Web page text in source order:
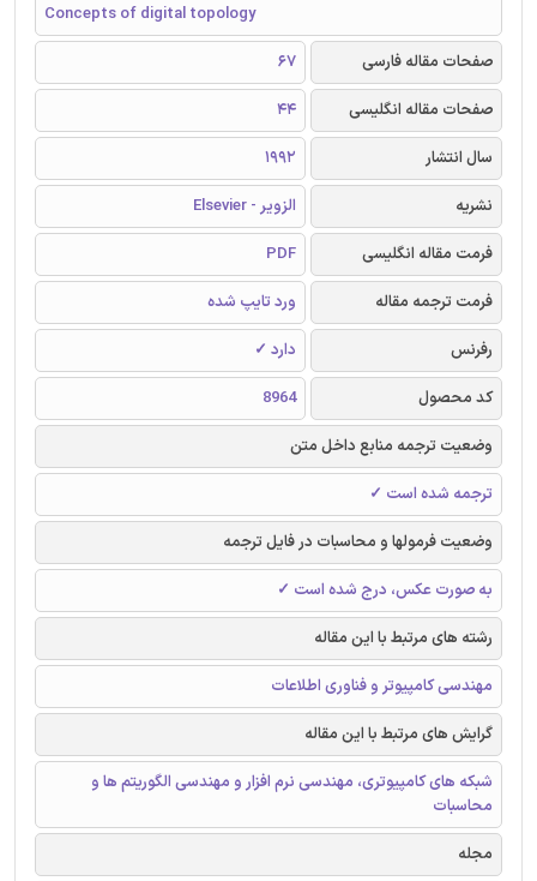
Concepts of digital topology
صفحات مقاله فارسی
67
صفحات مقاله انگلیسی
44
سال انتشار
1992
نشریه
الزویر - Elsevier
فرمت مقاله انگلیسی
PDF
فرمت ترجمه مقاله
ورد تایپ شده
رفرنس
دارد ✓
کد محصول
8964
وضعیت ترجمه منابع داخل متن
ترجمه شده است ✓
وضعیت فرمولها و محاسبات در فایل ترجمه
به صورت عکس، درج شده است ✓
رشته های مرتبط با این مقاله
مهندسی کامپیوتر و فناوری اطلاعات
گرایش های مرتبط با این مقاله
شبکه های کامپیوتری، مهندسی نرم افزار و مهندسی الگوریتم ها و
محاسبات
مجله